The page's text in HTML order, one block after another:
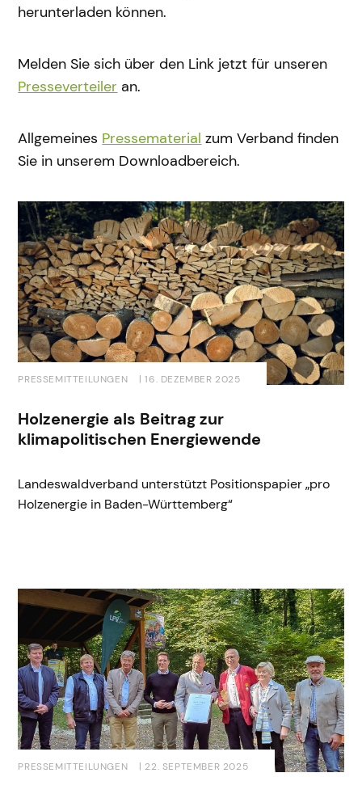
herunterladen können.
Melden Sie sich über den Link jetzt für unseren
Presseverteiler an.
Allgemeines Pressematerial zum Verband finden
Sie in unserem Downloadbereich.
PRESSEMITTEILUNGEN | 16. DEZEMBER 2025
Holzenergie als Beitrag zur
klimapolitischen Energiewende
Landeswaldverband unterstützt Positionspapier „pro
Holzenergie in Baden-Württemberg“
PRESSEMITTEILUNGEN | 22. SEPTEMBER 2025